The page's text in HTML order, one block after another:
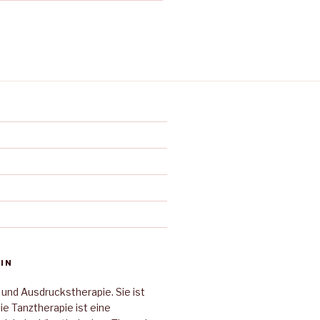
Ausdruckstherapie. Sie ist
Tanztherapie ist eine